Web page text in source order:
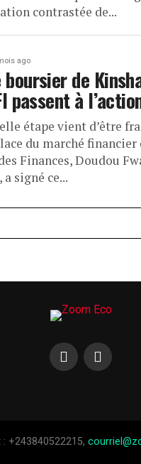
contrastée de...
ago
boursier de
passent à
étape vient d’être
du marché financier
Finances, Doudou
signé ce...
+243840522215,